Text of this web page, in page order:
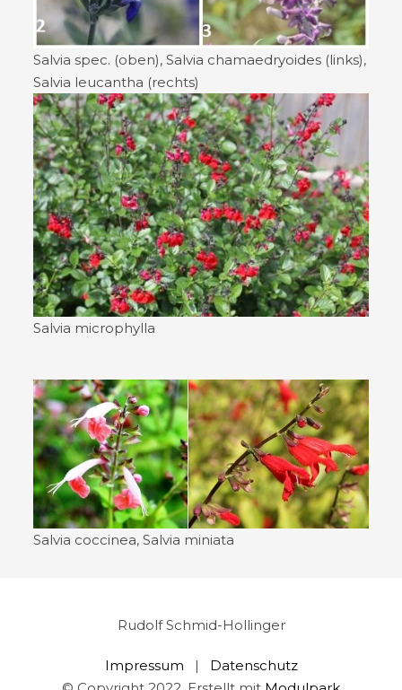
Salvia spec. (oben), Salvia chamaedryoides (links),
Salvia leucantha (rechts)
Salvia microphylla
Salvia coccinea, Salvia miniata
Rudolf Schmid-Hollinger
Impressum | Datenschutz